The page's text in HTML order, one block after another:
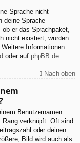
Sprache nicht
deine Sprache
er das Sprachpaket,
nicht existiert, würden
Informationen
oder auf phpBB.de
Nach oben
Benutzernamen
verknüpft: Oft sind
oder deinen
Bild wird auch als